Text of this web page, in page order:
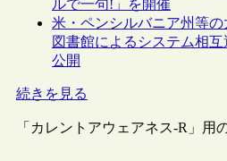
ルで一句!」を開催
米・ペンシルバニア州等の
図書館によるシステム相
公開
続きを見る
「カレントアウェアネス-R」用